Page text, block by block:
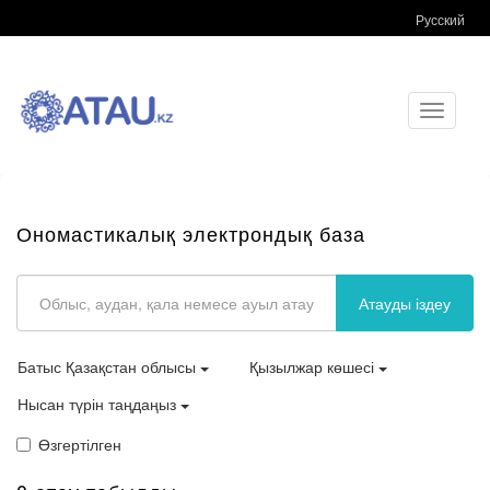
Русский
Toggle
Ономастикалық электрондық база
Атауды іздеу
Батыс Қазақстан облысы
Қызылжар көшесі
Нысан түрін таңдаңыз
Өзгертілген